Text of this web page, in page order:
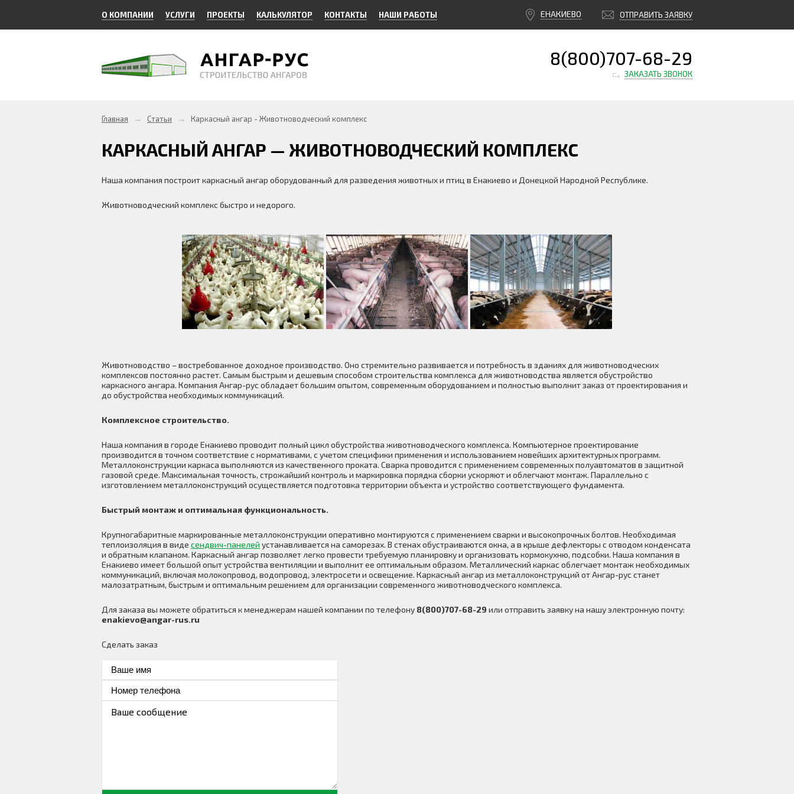
О КОМПАНИИ УСЛУГИ ПРОЕКТЫ КАЛЬКУЛЯТОР КОНТАКТЫ НАШИ РАБОТЫ ОТПРАВИТЬ ЗАЯВКУ
ЕНАКИЕВО
8(800)707-68-29
ЗАКАЗАТЬ ЗВОНОК
Главная → Статьи → Каркасный ангар - Животноводческий комплекс
КАРКАСНЫЙ АНГАР — ЖИВОТНОВОДЧЕСКИЙ КОМПЛЕКС
Наша компания построит каркасный ангар оборудованный для разведения животных и птиц в Енакиево и Донецкой Народной Республике.
Животноводческий комплекс быстро и недорого.
Животноводство – востребованное доходное производство. Оно стремительно развивается и потребность в зданиях для животноводческих
комплексов постоянно растет. Самым быстрым и дешевым способом строительства комплекса для животноводства является обустройство
каркасного ангара. Компания Ангар-рус обладает большим опытом, современным оборудованием и полностью выполнит заказ от проектирования и
до обустройства необходимых коммуникаций.
Комплексное строительство.
Наша компания в городе Енакиево проводит полный цикл обустройства животноводческого комплекса. Компьютерное проектирование
производится в точном соответствие с нормативами, с учетом специфики применения и использованием новейших архитектурных программ.
Металлоконструкции каркаса выполняются из качественного проката. Сварка проводится с применением современных полуавтоматов в защитной
газовой среде. Максимальная точность, строжайший контроль и маркировка порядка сборки ускоряют и облегчают монтаж. Параллельно с
изготовлением металлоконструкций осуществляется подготовка территории объекта и устройство соответствующего фундамента.
Быстрый монтаж и оптимальная функциональность.
Крупногабаритные маркированные металлоконструкции оперативно монтируются с применением сварки и высокопрочных болтов. Необходимая
теплоизоляция в виде сендвич-панелей устанавливается на саморезах. В стенах обустраиваются окна, а в крыше дефлекторы с отводом конденсата
и обратным клапаном. Каркасный ангар позволяет легко провести требуемую планировку и организовать кормокухню, подсобки. Наша компания в
Енакиево имеет большой опыт устройства вентиляции и выполнит ее оптимальным образом. Металлический каркас облегчает монтаж необходимых
коммуникаций, включая молокопровод, водопровод, электросети и освещение. Каркасный ангар из металлоконструкций от Ангар-рус станет
малозатратным, быстрым и оптимальным решением для организации современного животноводческого комплекса.
Для заказа вы можете обратиться к менеджерам нашей компании по телефону 8(800)707-68-29 или отправить заявку на нашу электронную почту:
enakievo@angar-rus.ru
Сделать заказ